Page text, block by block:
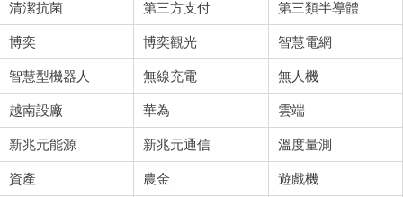
清潔抗菌 第三方支付 第三類半導體
博奕 博奕觀光 智慧電網
智慧型機器人 無線充電 無人機
越南設廠 華為 雲端
新兆元能源 新兆元通信 溫度量測
資產 農金 遊戲機